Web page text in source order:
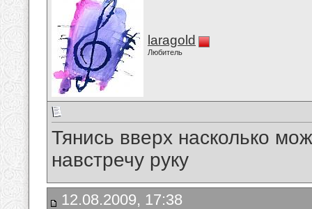
laragold
Любитель
Тянись вверх насколько
навстречу руку
12.08.2009, 17:38